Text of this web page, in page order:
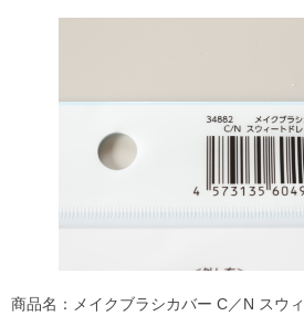
商品名：メイクブラシカバー C／N スウ